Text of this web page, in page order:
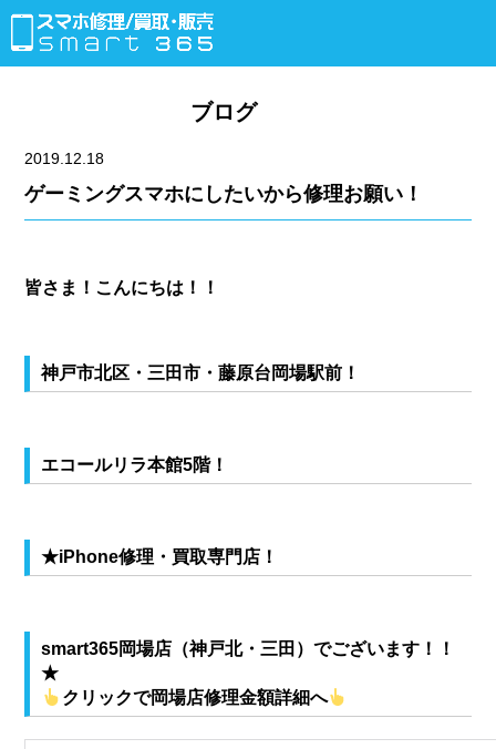
ブログ
2019.12.18
ゲーミングスマホにしたいから修理お願い！
皆さま！こんにちは！！
神戸市北区・三田市・藤原台岡場駅前！
エコールリラ本館5階！
★iPhone修理・買取専門店！
smart365岡場店（神戸北・三田）でございます！！
★
クリックで岡場店修理金額詳細へ